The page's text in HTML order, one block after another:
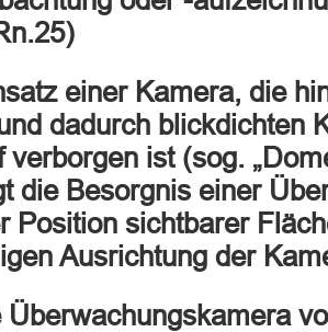
einer Kamera, die
dadurch blickdichten
verborgen ist (sog.
die Besorgnis einer
Position sichtbarer
Ausrichtung der
Überwachungskamera